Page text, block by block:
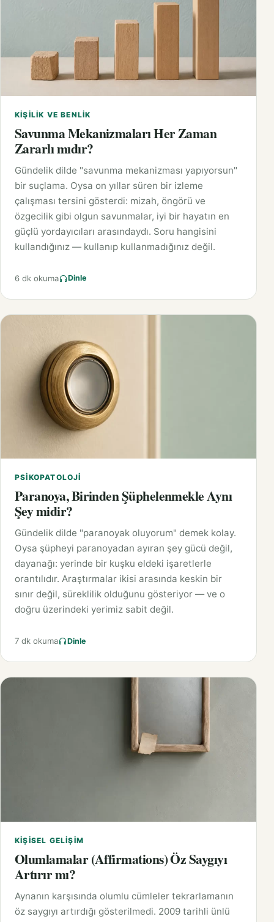
KIŞILIK VE BENLIK
Savunma Mekanizmaları Her Zaman
Zararlı mıdır?
Gündelik dilde "savunma mekanizması yapıyorsun"
bir suçlama. Oysa on yıllar süren bir izleme
çalışması tersini gösterdi: mizah, öngörü ve
özgecilik gibi olgun savunmalar, iyi bir hayatın en
güçlü yordayıcıları arasındaydı. Soru hangisini
kullandığınız — kullanıp kullanmadığınız değil.
6 dk okuma Dinle
PSIKOPATOLOJI
Paranoya, Birinden Şüphelenmekle Aynı
Şey midir?
Gündelik dilde "paranoyak oluyorum" demek kolay.
Oysa şüpheyi paranoyadan ayıran şey gücü değil,
dayanağı: yerinde bir kuşku eldeki işaretlerle
orantılıdır. Araştırmalar ikisi arasında keskin bir
sınır değil, süreklilik olduğunu gösteriyor — ve o
doğru üzerindeki yerimiz sabit değil.
7 dk okuma Dinle
KIŞISEL GELIŞIM
Olumlamalar (Affirmations) Öz Saygıyı
Artırır mı?
Aynanın karşısında olumlu cümleler tekrarlamanın
öz saygıyı artırdığı gösterilmedi. 2009 tarihli ünlü